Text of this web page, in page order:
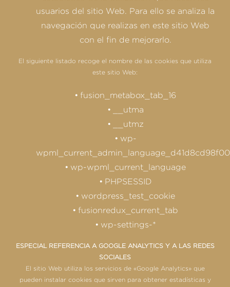
usuarios del sitio Web. Para ello se analiza la
navegación que realizas en este sitio Web
con el fin de mejorarlo.
El siguiente listado recoge el nombre de las cookies que utiliza
este sitio Web:
fusion_metabox_tab_16
__utma
__utmz
wp-
wp-wpml_current_language
PHPSESSID
wordpress_test_cookie
fusionredux_current_tab
wp-settings-*
ESPECIAL REFERENCIA A GOOGLE ANALYTICS Y A LAS REDES
SOCIALES
El sitio Web utiliza los servicios de «Google Analytics» que
pueden instalar cookies que sirven para obtener estadísticas y